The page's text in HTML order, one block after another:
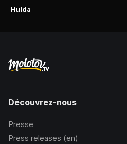
Hulda
Découvrez-nous
Presse
Press releases (en)